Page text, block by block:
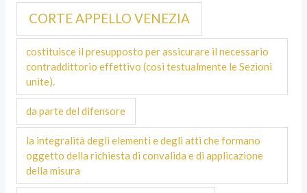
CORTE APPELLO VENEZIA
costituisce il presupposto per assicurare il necessario
contraddittorio effettivo (così testualmente le Sezioni
unite).
da parte del difensore
la integralità degli elementi e degli atti che formano
oggetto della richiesta di convalida e di applicazione
della misura